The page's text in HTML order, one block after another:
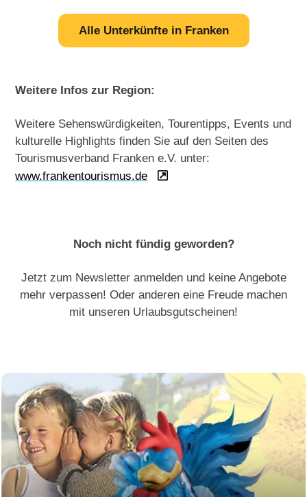
Rad- und Wanderwege im Naturpark
Steigerwald und ein kultureller
Welterbestadt Bamberg.
Alle Unterkünfte in Franken
Weitere Infos zur Region:
Weitere Sehenswürdigkeiten, Tourentipps, Events und
kulturelle Highlights finden Sie auf den Seiten des
Tourismusverband Franken e.V. unter:
www.frankentourismus.de
Noch nicht fündig geworden?
Jetzt zum Newsletter anmelden und keine Angebote
mehr verpassen! Oder anderen eine Freude machen
mit unseren Urlaubsgutscheinen!